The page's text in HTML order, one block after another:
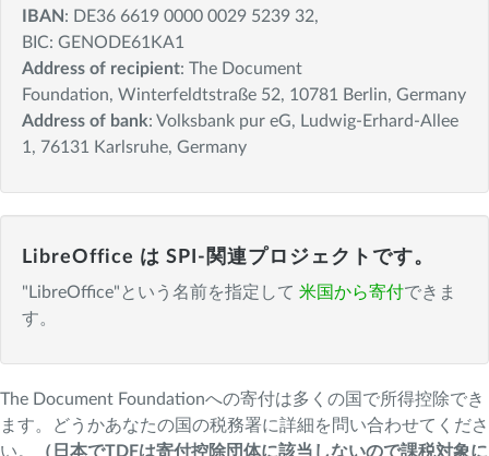
IBAN : DE36 6619 0000 0029 5239 32,
BIC: GENODE61KA1
Address of recipient: The Document
Foundation, Winterfeldtstraße 52, 10781 Berlin, Germany
Address of bank: Volksbank pur eG, Ludwig-Erhard-Allee
1, 76131 Karlsruhe, Germany
LibreOffice は SPI-関連プロジェクトです。
"LibreOffice"という名前を指定して 米国から寄付できま
す。
The Document Foundationへの寄付は多くの国で所得控除でき
ます。どうかあなたの国の税務署に詳細を問い合わせてくださ
い。
（日本でTDFは寄付控除団体に該当しないので課税対象に